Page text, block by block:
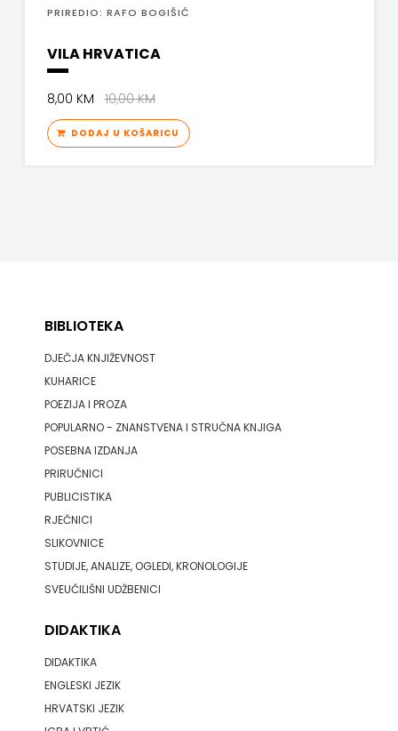
PRIREDIO: RAFO BOGIŠIĆ
VILA HRVATICA
8,00 KM10,00 KM
DODAJ U KOŠARICU
BIBLIOTEKA
DJEČJA KNJIŽEVNOST
KUHARICE
POEZIJA I PROZA
POPULARNO - ZNANSTVENA I STRUČNA KNJIGA
POSEBNA IZDANJA
PRIRUČNICI
PUBLICISTIKA
RJEČNICI
SLIKOVNICE
STUDIJE, ANALIZE, OGLEDI, KRONOLOGIJE
SVEUČILIŠNI UDŽBENICI
DIDAKTIKA
DIDAKTIKA
ENGLESKI JEZIK
HRVATSKI JEZIK